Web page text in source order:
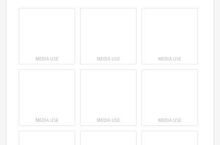
MEDIA USE MEDIA USE MEDIA USE
MEDIA USE MEDIA USE MEDIA USE